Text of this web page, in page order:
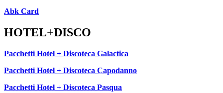
Abk Card
HOTEL+DISCO
Pacchetti Hotel + Discoteca Galactica
Pacchetti Hotel + Discoteca Capodanno
Pacchetti Hotel + Discoteca Pasqua